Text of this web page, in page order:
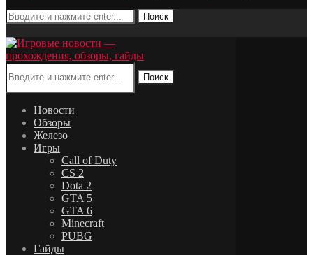
Поиск
Поиск
Новости
Обзоры
Железо
Игры
Call of Duty
CS 2
Dota 2
GTA 5
GTA 6
Minecraft
PUBG
Гайды